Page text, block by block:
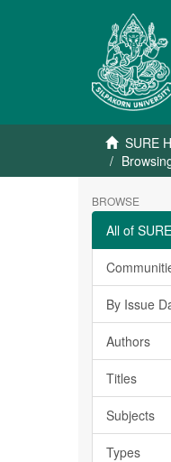
SURE
BROWSE
All of SURE
By Issue
Authors
Titles
Subjects
Types